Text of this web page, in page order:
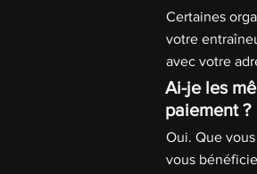
Certaines
votre
avec votre
Ai-je les
paiement ?
Oui. Que
vous